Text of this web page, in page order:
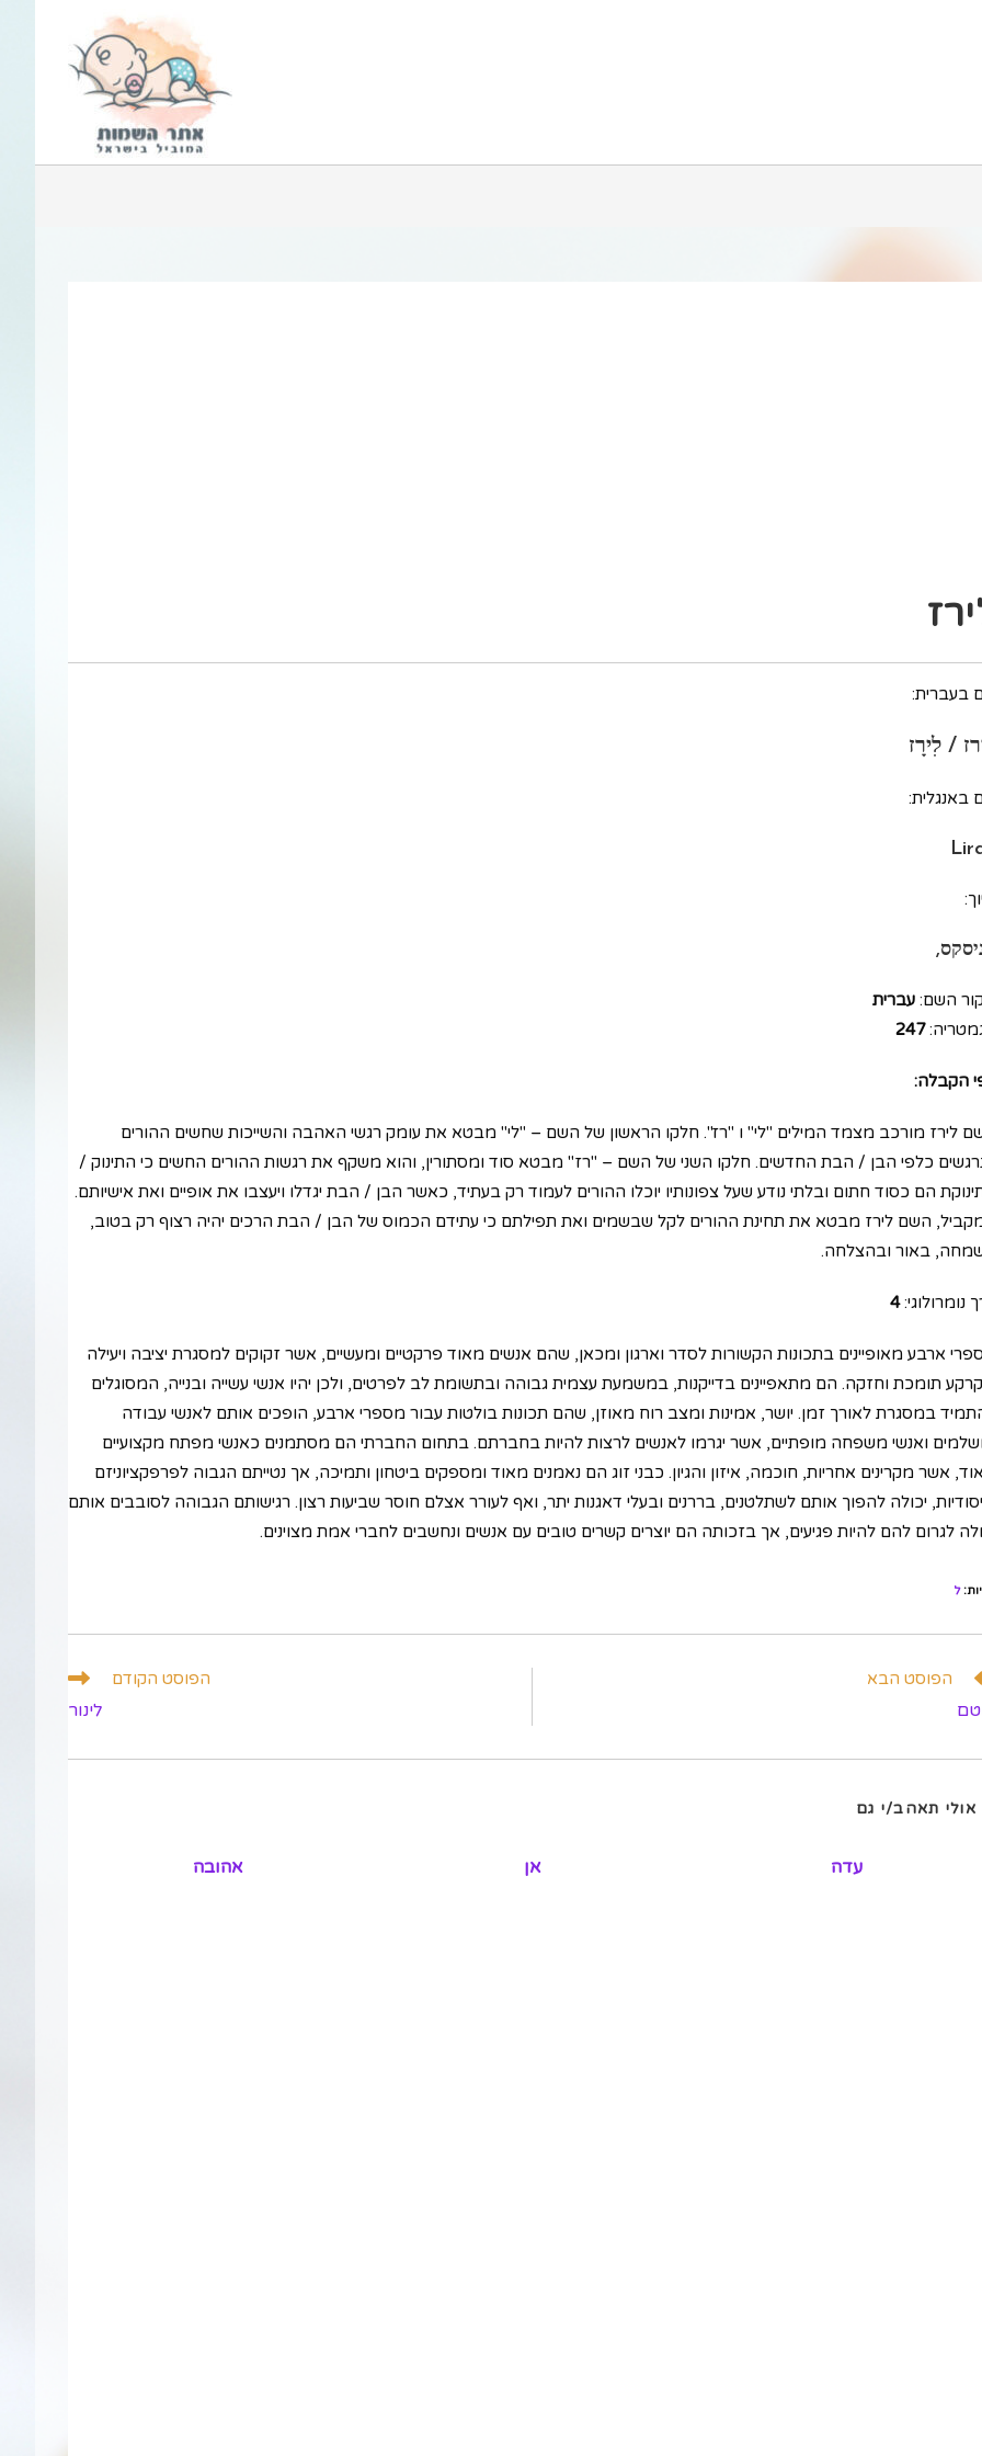
בעברית:
/ לִירָז
באנגלית:
השם: עברית
247
הקבלה:
לירז מורכב מצמד המילים "לי" ו "רז". חלקו הראשון של השם – "לי" מבטא את עומק רגשי האהבה והשייכות שחשים ההורים
כלפי הבן / הבת החדשים. חלקו השני של השם – "רז" מבטא סוד ומסתורין, והוא משקף את רגשות ההורים החשים כי התינוק /
הם כסוד חתום ובלתי נודע שעל צפונותיו יוכלו ההורים לעמוד רק בעתיד, כאשר הבן / הבת יגדלו ויעצבו את אופיים ואת אישיותם.
השם לירז מבטא את תחינת ההורים לקל שבשמים ואת תפילתם כי עתידם הכמוס של הבן / הבת הרכים יהיה רצוף רק בטוב,
באור ובהצלחה.
נומרולוגי:4
ארבע מאופיינים בתכונות הקשורות לסדר וארגון ומכאן, שהם אנשים מאוד פרקטיים ומעשיים, אשר זקוקים למסגרת יציבה ויעילה
תומכת וחזקה. הם מתאפיינים בדייקנות, במשמעת עצמית גבוהה ובתשומת לב לפרטים, ולכן יהיו אנשי עשייה ובנייה, המסוגלים
במסגרת לאורך זמן. יושר, אמינות ומצב רוח מאוזן, שהם תכונות בולטות עבור מספרי ארבע, הופכים אותם לאנשי עבודה
ואנשי משפחה מופתיים, אשר יגרמו לאנשים לרצות להיות בחברתם. בתחום החברתי הם מסתמנים כאנשי מפתח מקצועיים
אשר מקרינים אחריות, חוכמה, איזון והגיון. כבני זוג הם נאמנים מאוד ומספקים ביטחון ותמיכה, אך נטייתם הגבוה לפרפקציוניזם
יכולה להפוך אותם לשתלטנים, בררנים ובעלי דאגנות יתר, ואף לעורר אצלם חוסר שביעות רצון. רגישותם הגבוהה לסובבים אותם
לגרום להם להיות פגיעים, אך בזכותה הם יוצרים קשרים טובים עם אנשים ונחשבים לחברי אמת מצוינים.
:ל
הפוסט הקודם
לינור
הפוסט הבא
אולי תאהב/י גם
אהובה אן עדה